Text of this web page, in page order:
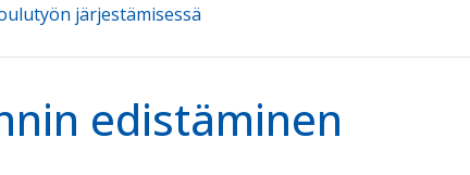
järjestämisessä
edistäminen